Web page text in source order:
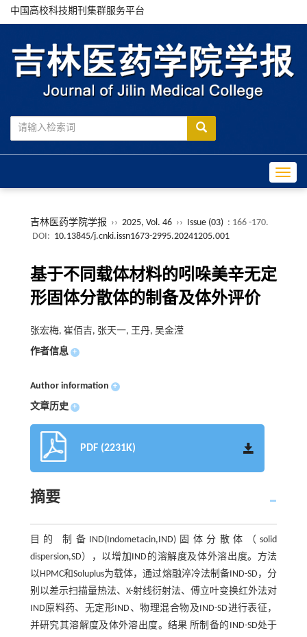
中国高校科技期刊集群服务平台
吉林医药学院学报 ›› 2025, Vol. 46 ›› Issue (03) : 166 -170.
DOI: 10.13845/j.cnki.issn1673-2995.20241205.001
基于不同载体材料的吲哚美辛无定
形固体分散体的制备及体外评价
张宏梅, 崔佰吉, 张天一, 王丹, 吴金滢
作者信息 +
Author information +
文章历史 +
PDF (2231K)
摘要
目的 制备IND(Indometacin,IND)固体分散体（solid
dispersion,SD），以增加IND的溶解度及体外溶出度。方法
以HPMC和Soluplus为载体，通过熔融淬冷法制备IND-SD，分
别以差示扫描量热法、X-射线衍射法、傅立叶变换红外法对
IND原料药、无定形IND、物理混合物及IND-SD进行表征，
并研究其溶解度及体外溶出度。结果 所制备的IND-SD处于